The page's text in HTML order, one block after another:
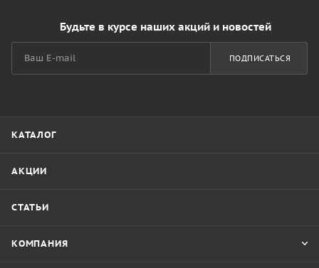
Будьте в курсе наших акций и новостей
ПОДПИСАТЬСЯ
КАТАЛОГ
АКЦИИ
СТАТЬИ
КОМПАНИЯ